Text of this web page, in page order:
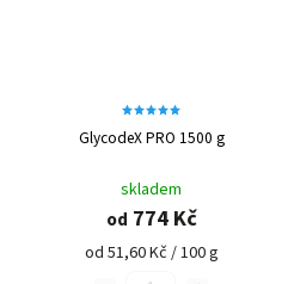
GlycodeX PRO 1500 g
skladem
od 774 Kč
od 51,60 Kč / 100 g